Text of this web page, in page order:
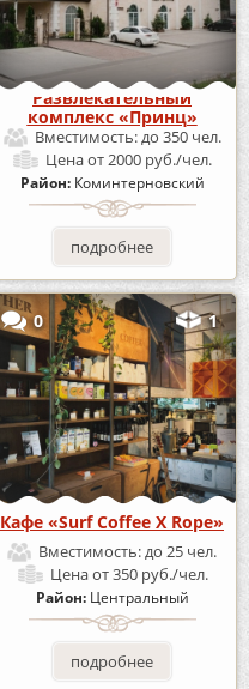
Развлекательный
комплекс «Принц»
Вместимость:до 350 чел.
Ценаот 2000 руб./чел.
Район: Коминтерновский
подробнее
0 1
Кафе «Surf Coffee X Rope»
Вместимость:до 25 чел.
Ценаот 350 руб./чел.
Район: Центральный
подробнее